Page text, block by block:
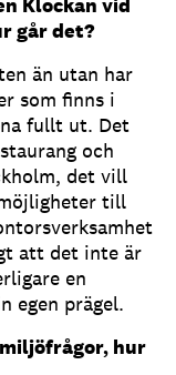
går det?
än utan har
som finns i
fullt ut. Det
och
det vill
till
att det inte är
en
egen prägel.
hur